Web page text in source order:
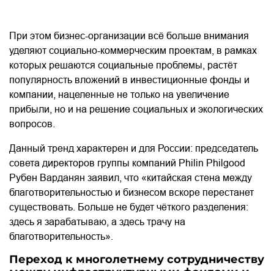
При этом бизнес-организации всё больше внимания
уделяют социально-коммерческим проектам, в рамках
которых решаются социальные проблемы, растёт
популярность вложений в инвестиционные фонды и
компании, нацеленные не только на увеличение
прибыли, но и на решение социальных и экологических
вопросов.
Данный тренд характерен и для России: председатель
совета директоров группы компаний Philin Philgood
Рубен Варданян заявил, что «китайская стена между
благотворительностью и бизнесом вскоре перестанет
существовать. Больше не будет чёткого разделения:
здесь я зарабатываю, а здесь трачу на
благотворительность».
Переход к многолетнему сотрудничеству